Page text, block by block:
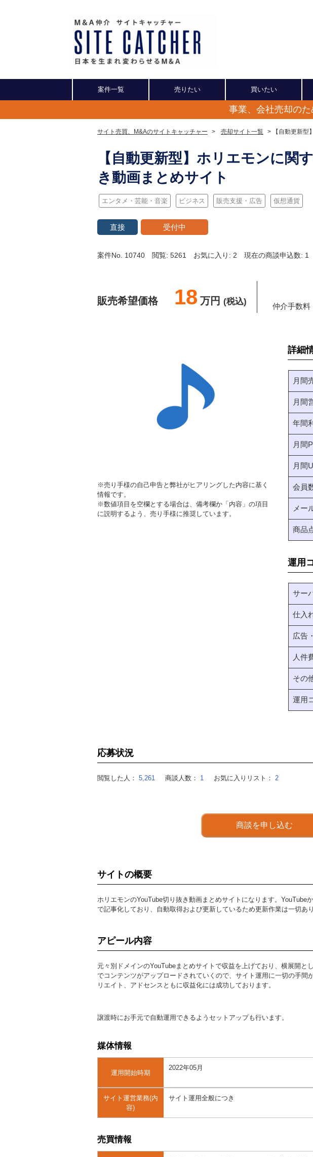
案件一覧 売りたい 買いたい
事業、会社売却の
サイト売買、M&Aのサイトキャッチャー > 売却サイト一覧 > 【自動更新型
【自動更新型】ホリエモンに関
き動画まとめサイト
エンタメ・芸能・音楽 ビジネス 販売支援・広告 仮想通貨
直接 受付中
案件No. 10740 閲覧: 5261 お気に入り: 2 現在の商談申込数: 1
販売希望価格 18 万円 (税込) 仲介手数料
※売り手様の自己申告と弊社がヒアリングした内容に基く
情報です。
※数値項目を空欄とする場合は、備考欄か「内容」の項目
に説明するよう、売り手様に推奨しています。
詳細
月間
月間
年間
月間
月間
会員
メー
商品
運用
サー
仕入
広告
人件
その
運用
応募状況
閲覧した人： 5,261 商談人数： 1 お気に入りリスト： 2
商談を申し込む
サイトの概要
ホリエモンのYouTube切り抜き動画まとめサイトになります。YouTube
で記事化しており、自動取得および更新しているため更新作業は一切あり
アピール内容
元々別ドメインのYouTubeまとめサイトで収益を上げており、横展開と
でコンテンツがアップロードされていくので、サイト運用に一切の手間
リエイト、アドセンスともに収益化には成功しております。
譲渡時にお手元で自動運用できるようセットアップも行います。
媒体情報
運用開始時期
2022年05月
サイト運営業務(内
容)
サイト運用全般につき
売買情報